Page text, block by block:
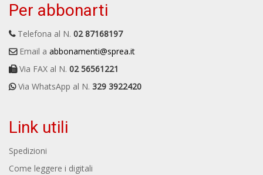
Per abbonarti
Telefona al N. 02 87168197
Email a abbonamenti@sprea.it
Via FAX al N. 02 56561221
Via WhatsApp al N. 329 3922420
Link utili
Spedizioni
Come leggere i digitali